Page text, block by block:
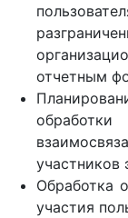
отчетным
участников
Обработка
участия